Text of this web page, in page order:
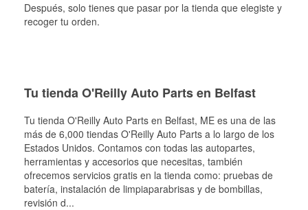
Después, solo tienes que pasar por la tienda que elegiste y
recoger tu orden.
Tu tienda O'Reilly Auto Parts en Belfast
Tu tienda O'Reilly Auto Parts en Belfast, ME es una de las
más de 6,000 tiendas O'Reilly Auto Parts a lo largo de los
Estados Unidos. Contamos con todas las autopartes,
herramientas y accesorios que necesitas, también
ofrecemos servicios gratis en la tienda como: pruebas de
batería, instalación de limpiaparabrisas y de bombillas,
revisión d...